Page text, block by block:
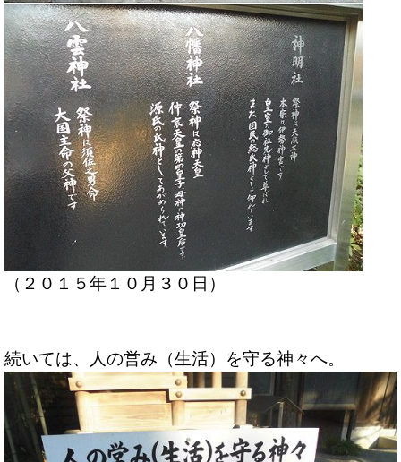
（２０１５年１０月３０日）
続いては、人の営み（生活）を守る神々へ。